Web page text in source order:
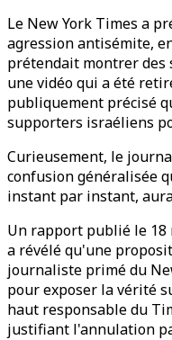
Le New York Times a
agression antisémite,
prétendait montrer
une vidéo qui a été
publiquement précisé
supporters israéliens
Curieusement, le
confusion généralisée
instant par instant,
Un rapport publié le
a révélé qu'une
journaliste primé du
pour exposer la vérité
haut responsable du
justifiant l'annulation